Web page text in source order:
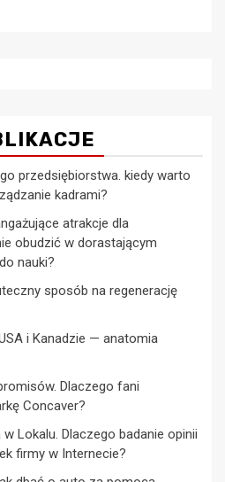
przedsiębiorstwa. kiedy warto
kadrami?
atrakcje dla
obudzić w dorastającym
nauki?
sposób na regenerację
i Kanadzie — anatomia
Dlaczego fani
Concaver?
Lokalu. Dlaczego badanie opinii
firmy w Internecie?